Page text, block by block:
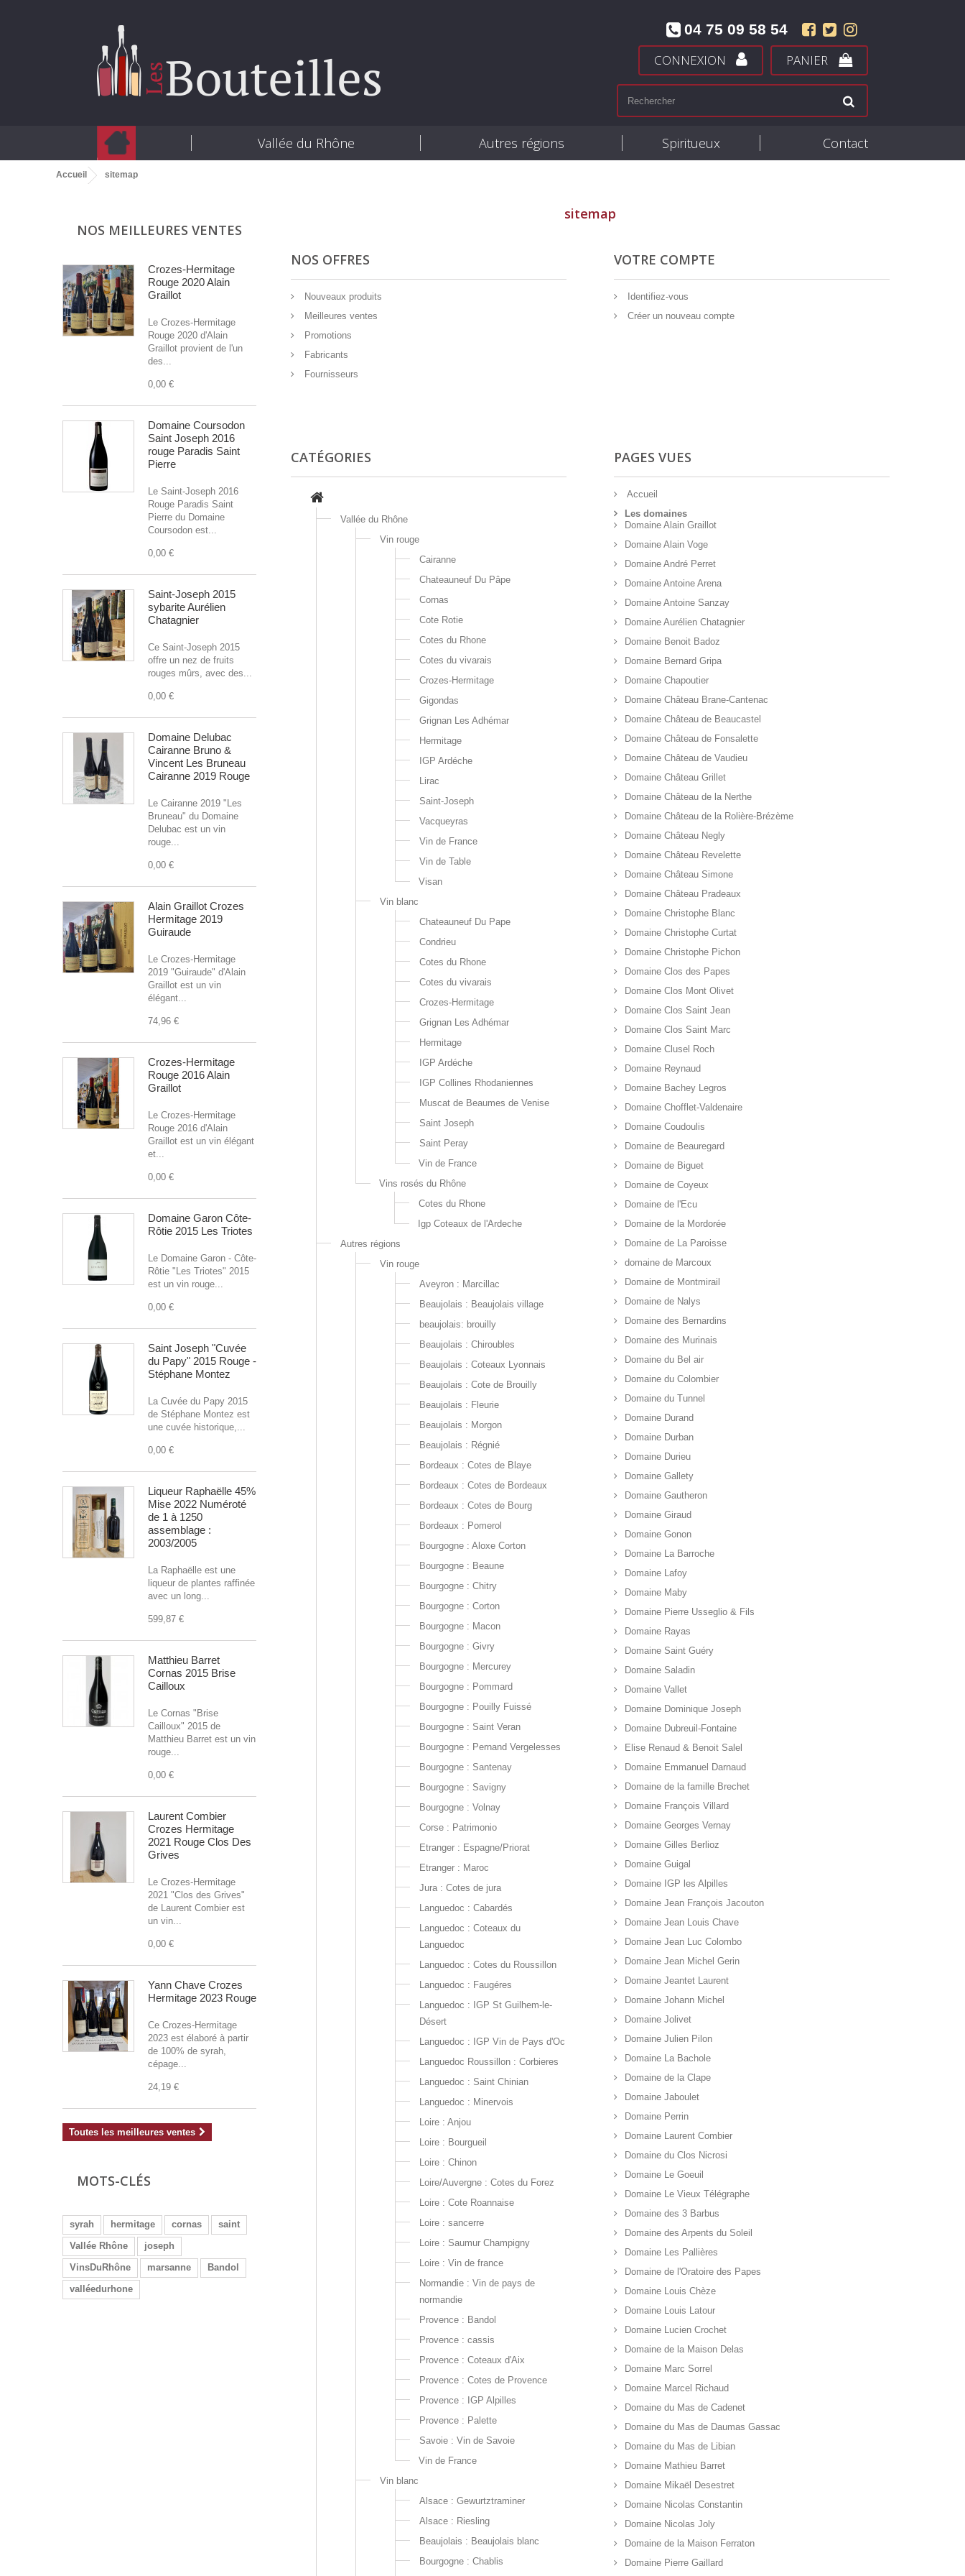
04 75 09 58 54
PANIER
CONNEXION
Vallée du Rhône Autres régions Spiritueux Contact
Accueil sitemap
NOS MEILLEURES VENTES
Crozes-Hermitage
Rouge 2020 Alain
Graillot
Le Crozes-Hermitage
Rouge 2020 d'Alain
Graillot provient de l'un
des...
0,00 €
Domaine Coursodon
Saint Joseph 2016
rouge Paradis Saint
Pierre
Le Saint-Joseph 2016
Rouge Paradis Saint
Pierre du Domaine
Coursodon est...
0,00 €
Saint-Joseph 2015
sybarite Aurélien
Chatagnier
Ce Saint-Joseph 2015
offre un nez de fruits
rouges mûrs, avec des...
0,00 €
Domaine Delubac
Cairanne Bruno &
Vincent Les Bruneau
Cairanne 2019 Rouge
Le Cairanne 2019 "Les
Bruneau" du Domaine
Delubac est un vin
rouge...
0,00 €
Alain Graillot Crozes
Hermitage 2019
Guiraude
Le Crozes-Hermitage
2019 "Guiraude" d'Alain
Graillot est un vin
élégant...
74,96 €
Crozes-Hermitage
Rouge 2016 Alain
Graillot
Le Crozes-Hermitage
Rouge 2016 d'Alain
Graillot est un vin élégant
et...
0,00 €
Domaine Garon Côte-
Rôtie 2015 Les Triotes
Le Domaine Garon - Côte-
Rôtie "Les Triotes" 2015
est un vin rouge...
0,00 €
Saint Joseph "Cuvée
du Papy" 2015 Rouge -
Stéphane Montez
La Cuvée du Papy 2015
de Stéphane Montez est
une cuvée historique,...
0,00 €
Liqueur Raphaëlle 45%
Mise 2022 Numéroté
de 1 à 1250
assemblage :
2003/2005
La Raphaëlle est une
liqueur de plantes raffinée
avec un long...
599,87 €
Matthieu Barret
Cornas 2015 Brise
Cailloux
Le Cornas "Brise
Cailloux" 2015 de
Matthieu Barret est un vin
rouge...
0,00 €
Laurent Combier
Crozes Hermitage
2021 Rouge Clos Des
Grives
Le Crozes-Hermitage
2021 "Clos des Grives"
de Laurent Combier est
un vin...
0,00 €
Yann Chave Crozes
Hermitage 2023 Rouge
Ce Crozes-Hermitage
2023 est élaboré à partir
de 100% de syrah,
cépage...
24,19 €
Toutes les meilleures ventes
MOTS-CLÉS
syrah hermitage cornas
saint
Vallée Rhône
joseph
VinsDuRhône
marsanne
Bandol
valléedurhone
sitemap
NOS OFFRES
Nouveaux produits
Meilleures ventes
Promotions
Fabricants
Fournisseurs
VOTRE COMPTE
Identifiez-vous
Créer un nouveau compte
CATÉGORIES
Vallée du Rhône
Vin rouge
Cairanne
Chateauneuf Du Pâpe
Cornas
Cote Rotie
Cotes du Rhone
Cotes du vivarais
Crozes-Hermitage
Gigondas
Grignan Les Adhémar
Hermitage
IGP Ardéche
Lirac
Saint-Joseph
Vacqueyras
Vin de France
Vin de Table
Visan
Vin blanc
Chateauneuf Du Pape
Condrieu
Cotes du Rhone
Cotes du vivarais
Crozes-Hermitage
Grignan Les Adhémar
Hermitage
IGP Ardéche
IGP Collines Rhodaniennes
Muscat de Beaumes de Venise
Saint Joseph
Saint Peray
Vin de France
Vins rosés du Rhône
Cotes du Rhone
Igp Coteaux de l'Ardeche
Autres régions
Vin rouge
Aveyron : Marcillac
Beaujolais : Beaujolais village
beaujolais: brouilly
Beaujolais : Chiroubles
Beaujolais : Coteaux Lyonnais
Beaujolais : Cote de Brouilly
Beaujolais : Fleurie
Beaujolais : Morgon
Beaujolais : Régnié
Bordeaux : Cotes de Blaye
Bordeaux : Cotes de Bordeaux
Bordeaux : Cotes de Bourg
Bordeaux : Pomerol
Bourgogne : Aloxe Corton
Bourgogne : Beaune
Bourgogne : Chitry
Bourgogne : Corton
Bourgogne : Macon
Bourgogne : Givry
Bourgogne : Mercurey
Bourgogne : Pommard
Bourgogne : Pouilly Fuissé
Bourgogne : Saint Veran
Bourgogne : Pernand Vergelesses
Bourgogne : Santenay
Bourgogne : Savigny
Bourgogne : Volnay
Corse : Patrimonio
Etranger : Espagne/Priorat
Etranger : Maroc
Jura : Cotes de jura
Languedoc : Cabardés
Languedoc : Coteaux du
Languedoc
Languedoc : Cotes du Roussillon
Languedoc : Faugéres
Languedoc : IGP St Guilhem-le-
Désert
Languedoc : IGP Vin de Pays d'Oc
Languedoc Roussillon : Corbieres
Languedoc : Saint Chinian
Languedoc : Minervois
Loire : Anjou
Loire : Bourgueil
Loire : Chinon
Loire/Auvergne : Cotes du Forez
Loire : Cote Roannaise
Loire : sancerre
Loire : Saumur Champigny
Loire : Vin de france
Normandie : Vin de pays de
normandie
Provence : Bandol
Provence : cassis
Provence : Coteaux d'Aix
Provence : Cotes de Provence
Provence : IGP Alpilles
Provence : Palette
Savoie : Vin de Savoie
Vin de France
Vin blanc
Alsace : Gewurtztraminer
Alsace : Riesling
Beaujolais : Beaujolais blanc
Bourgogne : Chablis
PAGES VUES
Accueil
Les domaines
Domaine Alain Graillot
Domaine Alain Voge
Domaine André Perret
Domaine Antoine Arena
Domaine Antoine Sanzay
Domaine Aurélien Chatagnier
Domaine Benoit Badoz
Domaine Bernard Gripa
Domaine Chapoutier
Domaine Château Brane-Cantenac
Domaine Château de Beaucastel
Domaine Château de Fonsalette
Domaine Château de Vaudieu
Domaine Château Grillet
Domaine Château de la Nerthe
Domaine Château de la Rolière-Brézème
Domaine Château Negly
Domaine Château Revelette
Domaine Château Simone
Domaine Château Pradeaux
Domaine Christophe Blanc
Domaine Christophe Curtat
Domaine Christophe Pichon
Domaine Clos des Papes
Domaine Clos Mont Olivet
Domaine Clos Saint Jean
Domaine Clos Saint Marc
Domaine Clusel Roch
Domaine Reynaud
Domaine Bachey Legros
Domaine Chofflet-Valdenaire
Domaine Coudoulis
Domaine de Beauregard
Domaine de Biguet
Domaine de Coyeux
Domaine de l'Ecu
Domaine de la Mordorée
Domaine de La Paroisse
domaine de Marcoux
Domaine de Montmirail
Domaine de Nalys
Domaine des Bernardins
Domaine des Murinais
Domaine du Bel air
Domaine du Colombier
Domaine du Tunnel
Domaine Durand
Domaine Durban
Domaine Durieu
Domaine Gallety
Domaine Gautheron
Domaine Giraud
Domaine Gonon
Domaine La Barroche
Domaine Lafoy
Domaine Maby
Domaine Pierre Usseglio & Fils
Domaine Rayas
Domaine Saint Guéry
Domaine Saladin
Domaine Vallet
Domaine Dominique Joseph
Domaine Dubreuil-Fontaine
Elise Renaud & Benoit Salel
Domaine Emmanuel Darnaud
Domaine de la famille Brechet
Domaine François Villard
Domaine Georges Vernay
Domaine Gilles Berlioz
Domaine Guigal
Domaine IGP les Alpilles
Domaine Jean François Jacouton
Domaine Jean Louis Chave
Domaine Jean Luc Colombo
Domaine Jean Michel Gerin
Domaine Jeantet Laurent
Domaine Johann Michel
Domaine Jolivet
Domaine Julien Pilon
Domaine La Bachole
Domaine de la Clape
Domaine Jaboulet
Domaine Perrin
Domaine Laurent Combier
Domaine du Clos Nicrosi
Domaine Le Goeuil
Domaine Le Vieux Télégraphe
Domaine des 3 Barbus
Domaine des Arpents du Soleil
Domaine Les Pallières
Domaine de l'Oratoire des Papes
Domaine Louis Chèze
Domaine Louis Latour
Domaine Lucien Crochet
Domaine de la Maison Delas
Domaine Marc Sorrel
Domaine Marcel Richaud
Domaine du Mas de Cadenet
Domaine du Mas de Daumas Gassac
Domaine du Mas de Libian
Domaine Mathieu Barret
Domaine Mikaël Desestret
Domaine Nicolas Constantin
Domaine Nicolas Joly
Domaine de la Maison Ferraton
Domaine Pierre Gaillard